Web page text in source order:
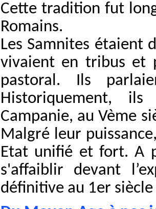
Cette tradition fut
Romains.
Les Samnites étaient
vivaient en tribus et
pastoral. Ils
Historiquement, ils
Campanie, au Vème
Malgré leur
Etat unifié et fort. A
s'affaiblir devant
définitive au 1er siècle